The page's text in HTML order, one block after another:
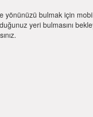
yönünüzü bulmak için
yeri bulmasını